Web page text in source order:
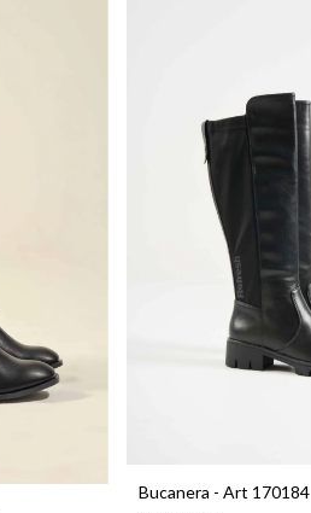
Bucanera - Art 170184